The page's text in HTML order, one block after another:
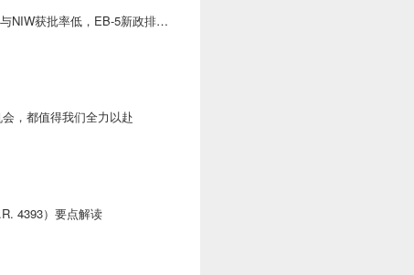
NIW获批率低，EB-5新政排期
，都值得我们全力以赴
4393）要点解读